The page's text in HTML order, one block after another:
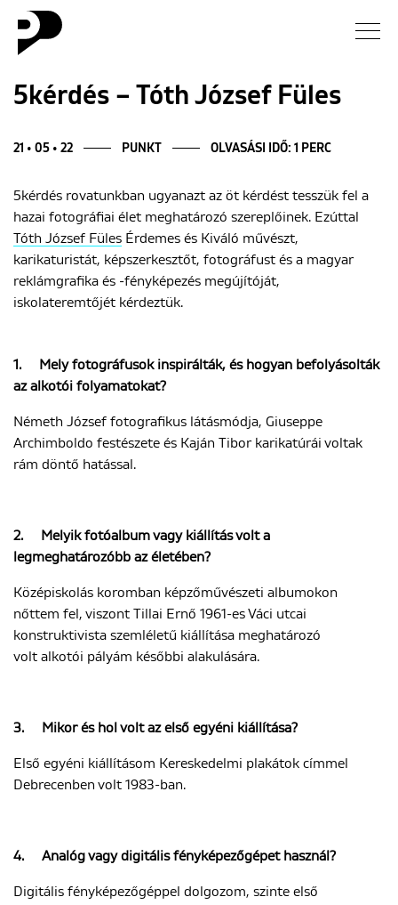
Hírek
Esszé
Blog
5kérdés – Tóth József Füles
21 • 05 • 22 PUNKT OLVASÁSI IDŐ: 1 PERC
5kérdés rovatunkban ugyanazt az öt kérdést tesszük fel a
hazai fotográfiai élet meghatározó szereplőinek. Ezúttal
Tóth József Füles Érdemes és Kiváló művészt,
karikaturistát, képszerkesztőt, fotográfust és a magyar
reklámgrafika és -fényképezés megújítóját,
iskolateremtőjét kérdeztük.
1.
Mely fotográfusok inspirálták, és hogyan befolyásolták
az alkotói folyamatokat?
Németh József fotografikus látásmódja, Giuseppe
Archimboldo festészete és Kaján Tibor karikatúrái voltak
rám döntő hatással.
2.
Melyik fotóalbum vagy kiállítás volt a
legmeghatározóbb az életében?
Középiskolás koromban képzőművészeti albumokon
nőttem fel, viszont Tillai Ernő 1961-es Váci utcai
konstruktivista szemléletű kiállítása meghatározó
volt alkotói pályám későbbi alakulására.
3. Mikor és hol volt az első egyéni kiállítása?
Első egyéni kiállításom Kereskedelmi plakátok címmel
Debrecenben volt 1983-ban.
4. Analóg vagy digitális fényképezőgépet használ?
Digitális fényképezőgéppel dolgozom, szinte első